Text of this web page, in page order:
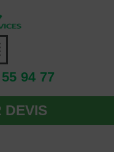
94 77
DEVIS